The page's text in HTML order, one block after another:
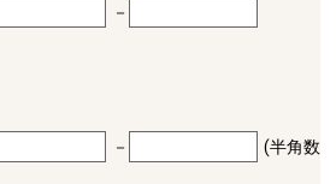
－
－
(半角数